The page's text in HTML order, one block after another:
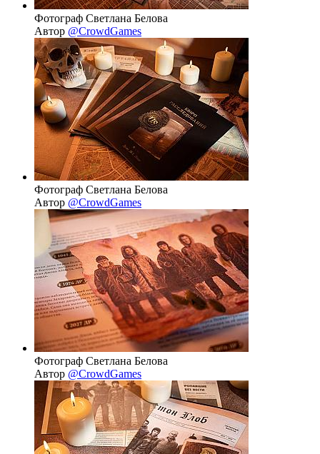
Фотограф Светлана Белова
Автор @CrowdGames
Фотограф Светлана Белова
Автор @CrowdGames
Фотограф Светлана Белова
Автор @CrowdGames